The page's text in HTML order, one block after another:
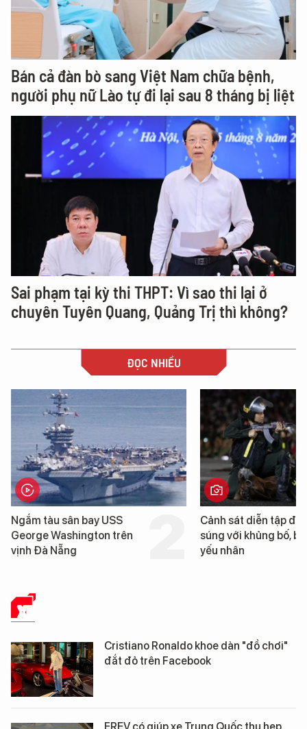
Bán cả đàn bò sang Việt Nam chữa bệnh,
người phụ nữ Lào tự đi lại sau 8 tháng bị liệt
Sai phạm tại kỳ thi THPT: Vì sao thi lại ở
chuyên Tuyên Quang, Quảng Trị thì không?
ĐỌC NHIỀU
Cảnh sát diễn tập đấu
súng với khủng bố, bảo vệ
yếu nhân
Hình ảnh đầu tiên về
tàu sân bay USS
Washington vừa đến
XE
Cristiano Ronaldo khoe dàn "đồ chơi"
đắt đỏ trên Facebook
EREV có giúp xe Trung Quốc thu hẹp